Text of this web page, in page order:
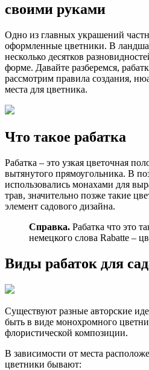
своими руками
Одно из главных украшений
оформленные цветники. В
несколько десятков
форме. Давайте разберемся,
рассмотрим правила создания,
места для цветника.
Что такое рабатка
Рабатка – это узкая цветочная
вытянутого прямоугольника. В
использовались монахами для
трав, значительно позже такие
элемент садового дизайна.
Справка. Рабатка что это
немецкого слова Rabatte –
Виды рабаток для
Существуют разные авторские
быть в виде монохромного
флористической композиции.
В зависимости от места
цветники бывают: